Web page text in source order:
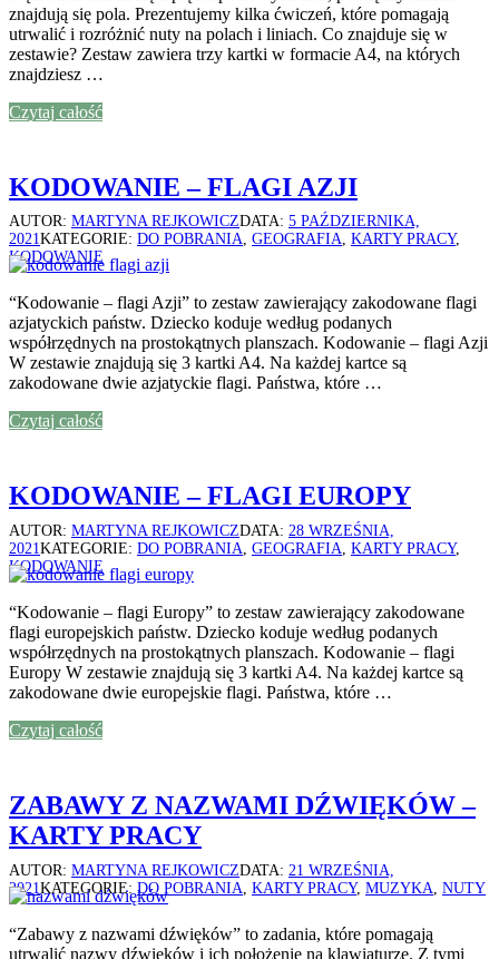
znajdują się pola. Prezentujemy kilka ćwiczeń, które pomagają
utrwalić i rozróżnić nuty na polach i liniach. Co znajduje się w
zestawie? Zestaw zawiera trzy kartki w formacie A4, na których
znajdziesz …
Czytaj całość
KODOWANIE – FLAGI AZJI
AUTOR: MARTYNA REJKOWICZDATA: 5 PAŹDZIERNIKA,
2021KATEGORIE: DO POBRANIA, GEOGRAFIA, KARTY PRACY,
KODOWANIE
“Kodowanie – flagi Azji” to zestaw zawierający zakodowane flagi
azjatyckich państw. Dziecko koduje według podanych
współrzędnych na prostokątnych planszach. Kodowanie – flagi Azji
W zestawie znajdują się 3 kartki A4. Na każdej kartce są
zakodowane dwie azjatyckie flagi. Państwa, które …
Czytaj całość
KODOWANIE – FLAGI EUROPY
AUTOR: MARTYNA REJKOWICZDATA: 28 WRZEŚNIA,
2021KATEGORIE: DO POBRANIA, GEOGRAFIA, KARTY PRACY,
KODOWANIE
“Kodowanie – flagi Europy” to zestaw zawierający zakodowane
flagi europejskich państw. Dziecko koduje według podanych
współrzędnych na prostokątnych planszach. Kodowanie – flagi
Europy W zestawie znajdują się 3 kartki A4. Na każdej kartce są
zakodowane dwie europejskie flagi. Państwa, które …
Czytaj całość
ZABAWY Z NAZWAMI DŹWIĘKÓW –
KARTY PRACY
AUTOR: MARTYNA REJKOWICZDATA: 21 WRZEŚNIA,
2021KATEGORIE: DO POBRANIA, KARTY PRACY, MUZYKA, NUTY
“Zabawy z nazwami dźwięków” to zadania, które pomagają
utrwalić nazwy dźwięków i ich położenie na klawiaturze. Z tymi